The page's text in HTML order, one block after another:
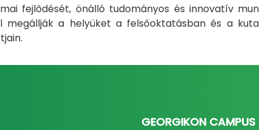
fejlődését, önálló tudományos és innovatív
a helyüket a felsőoktatásban és a
GEORGIKON CAMPUS